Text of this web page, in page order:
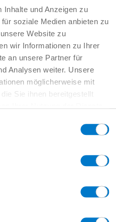
Inhalte und Anzeigen zu
soziale Medien anbieten zu
Website zu
wir Informationen zu Ihrer
an unsere Partner für
Analysen weiter. Unsere
möglicherweise mit
Sie ihnen bereitgestellt